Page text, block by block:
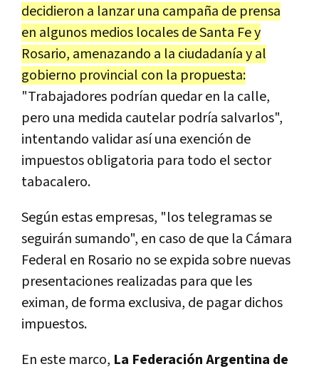
decidieron a lanzar una campaña de prensa
en algunos medios locales de Santa Fe y
Rosario, amenazando a la ciudadanía y al
gobierno provincial con la propuesta:
"Trabajadores podrían quedar en la calle,
pero una medida cautelar podría salvarlos",
intentando validar así una exención de
impuestos obligatoria para todo el sector
tabacalero.
Según estas empresas, "los telegramas se
seguirán sumando", en caso de que la Cámara
Federal en Rosario no se expida sobre nuevas
presentaciones realizadas para que les
eximan, de forma exclusiva, de pagar dichos
impuestos.
En este marco, La Federación Argentina de